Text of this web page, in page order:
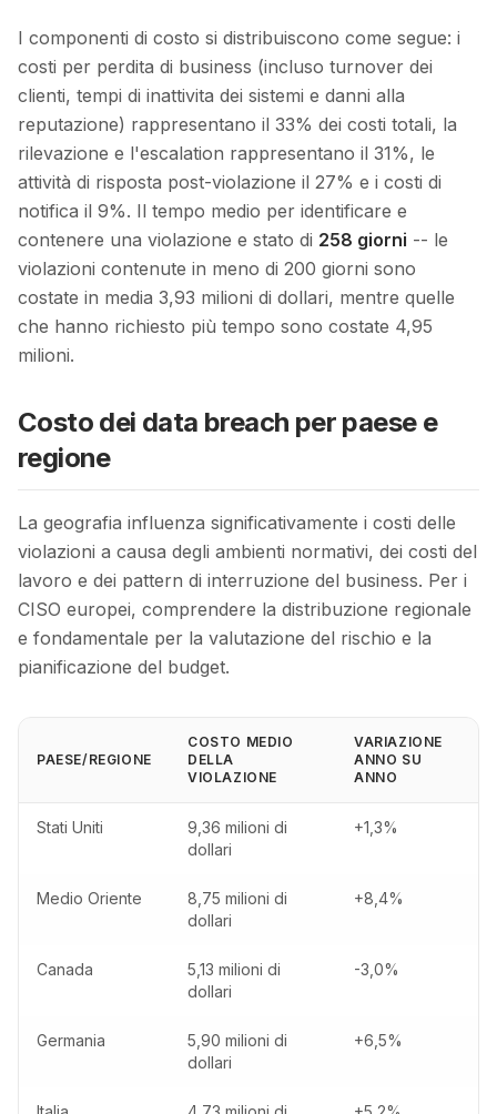
I componenti di costo si distribuiscono come segue: i
costi per perdita di business (incluso turnover dei
clienti, tempi di inattivita dei sistemi e danni alla
reputazione) rappresentano il 33% dei costi totali, la
rilevazione e l'escalation rappresentano il 31%, le
attività di risposta post-violazione il 27% e i costi di
notifica il 9%. Il tempo medio per identificare e
contenere una violazione e stato di 258 giorni -- le
violazioni contenute in meno di 200 giorni sono
costate in media 3,93 milioni di dollari, mentre quelle
che hanno richiesto più tempo sono costate 4,95
milioni.
Costo dei data breach per paese e
regione
La geografia influenza significativamente i costi delle
violazioni a causa degli ambienti normativi, dei costi del
lavoro e dei pattern di interruzione del business. Per i
CISO europei, comprendere la distribuzione regionale
e fondamentale per la valutazione del rischio e la
pianificazione del budget.
PAESE/REGIONE
COSTO MEDIO
DELLA
VIOLAZIONE
VARIAZIONE
ANNO SU
ANNO
Stati Uniti
9,36 milioni di
dollari
+1,3%
Medio Oriente
8,75 milioni di
dollari
+8,4%
Canada
5,13 milioni di
dollari
-3,0%
Germania
5,90 milioni di
dollari
+6,5%